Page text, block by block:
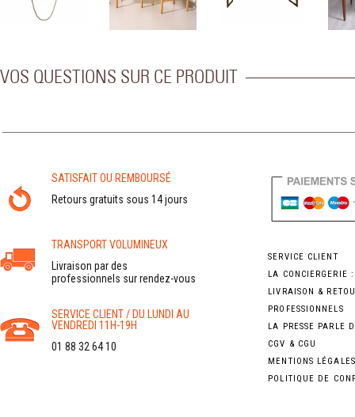
VOS QUESTIONS SUR CE PRODUIT
SATISFAIT OU REMBOURSÉ
Retours gratuits sous 14 jours
TRANSPORT VOLUMINEUX
Livraison par des
professionnels sur rendez-vous
SERVICE CLIENT / DU LUNDI AU
VENDREDI 11H-19H
01 88 32 64 10
SERVICE CLIENT
LA CONCIERGERIE
LIVRAISON &
PROFESSIONNELS
LA PRESSE PARLE
CGV & CGU
MENTIONS LÉGALES
POLITIQUE DE